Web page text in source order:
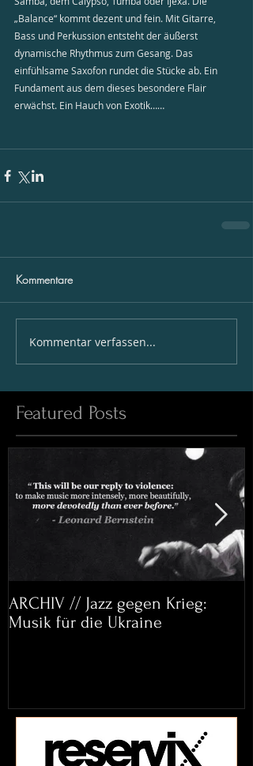
„Balance“ kommt dezent und fein. Mit Gitarre,
Bass und Perkussion entsteht der äußerst
dynamische Rhythmus zum Gesang. Das
einfühlsame Saxofon rundet die Stücke ab. Ein
Fundament aus dem dieses besondere Flair
erwächst. Ein Hauch von Exotik……
Kommentare
Kommentar verfassen...
Featured Posts
ARCHIV // Jazz gegen Krieg:
Musik für die Ukraine